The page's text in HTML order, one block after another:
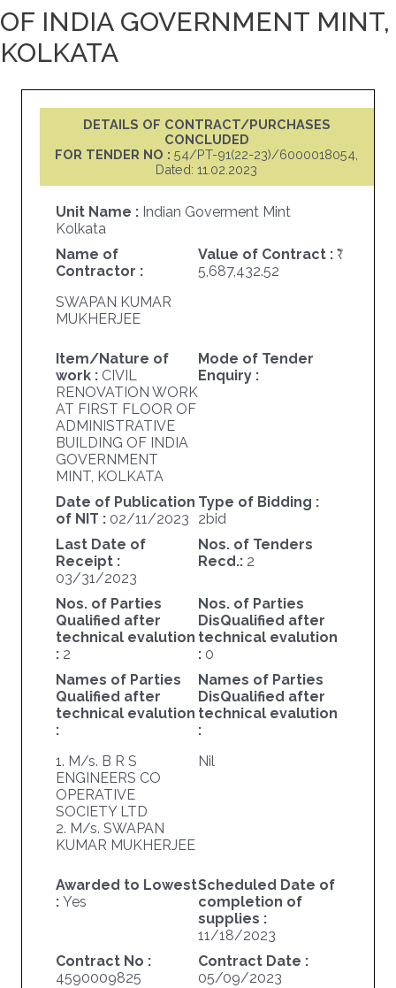
OF INDIA GOVERNMENT MINT,
KOLKATA
DETAILS OF CONTRACT/PURCHASES
CONCLUDED
FOR TENDER NO :54/PT-91(22-23)/6000018054,
Dated: 11.02.2023
Unit Name : Indian Goverment Mint
Kolkata
Name of
Contractor :
SWAPAN KUMAR
MUKHERJEE
Value of Contract :
5,687,432.52
Item/Nature of
work : CIVIL
RENOVATION WORK
AT FIRST FLOOR OF
ADMINISTRATIVE
BUILDING OF INDIA
GOVERNMENT
MINT, KOLKATA
Mode of Tender
Enquiry :
Date of Publication
of NIT : 02/11/2023
Type of Bidding :
2bid
Last Date of
Receipt :
03/31/2023
Nos. of Tenders
Recd.: 2
Nos. of Parties
Qualified after
technical evalution
: 2
Nos. of Parties
DisQualified after
technical evalution
: 0
Names of Parties
Qualified after
technical evalution
:
1. M/s. B R S
ENGINEERS CO
OPERATIVE
SOCIETY LTD
2. M/s. SWAPAN
KUMAR MUKHERJEE
Names of Parties
DisQualified after
technical evalution
:
Nil
Awarded to Lowest
: Yes
Scheduled Date of
completion of
supplies :
11/18/2023
Contract No :
4590009825
Contract Date :
05/09/2023